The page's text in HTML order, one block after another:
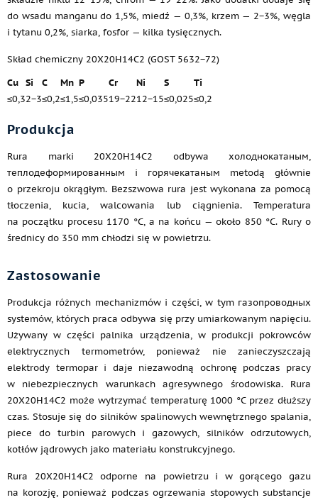
do wsadu manganu do 1,5%, miedź — 0,3%, krzem — 2−3%, węgla
i tytanu 0,2%, siarka, fosfor — kilka tysięcznych.
Skład chemiczny 20Х20Н14С2 (GOST 5632−72)
Cu Si C Mn P Cr Ni S
Ti
≤0,32−3≤0,2≤1,5≤0,03519−2212−15≤0,025≤0,2
Produkcja
Rura marki 20Х20Н14С2 odbywa холоднокатаным,
теплодеформированным i горячекатаным metodą głównie
o przekroju okrągłym. Bezszwowa rura jest wykonana za pomocą
tłoczenia, kucia, walcowania lub ciągnienia. Temperatura
na początku procesu 1170 °C, a na końcu — około 850 °C. Rury o
średnicy do 350 mm chłodzi się w powietrzu.
Zastosowanie
Produkcja różnych mechanizmów i części, w tym газопроводных
systemów, których praca odbywa się przy umiarkowanym napięciu.
Używany w części palnika urządzenia, w produkcji pokrowców
elektrycznych termometrów, ponieważ nie zanieczyszczają
elektrody termopar i daje niezawodną ochronę podczas pracy
w niebezpiecznych warunkach agresywnego środowiska. Rura
20Х20Н14С2 może wytrzymać temperaturę 1000 °C przez dłuższy
czas. Stosuje się do silników spalinowych wewnętrznego spalania,
piece do turbin parowych i gazowych, silników odrzutowych,
kotłów jądrowych jako materiału konstrukcyjnego.
Rura 20Х20Н14С2 odporne na powietrzu i w gorącego gazu
na korozję, ponieważ podczas ogrzewania stopowych substancje